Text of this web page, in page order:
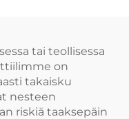
tai teollisessa
on
takaisku
nesteen
riskiä taaksepäin